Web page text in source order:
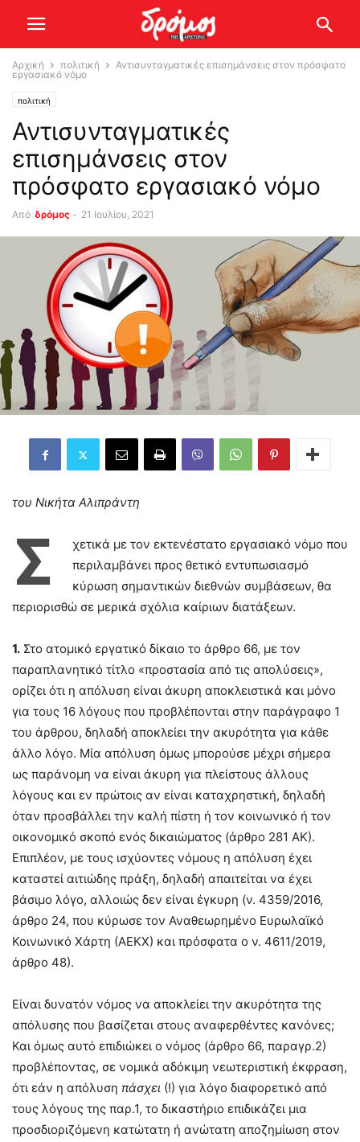
Αρχική πολιτική
Αντισυνταγματικές επισημάνσεις στον πρόσφατο
εργασιακό νόμο
πολιτική
Αντισυνταγματικές
επισημάνσεις στον
πρόσφατο εργασιακό νόμο
Από δρόμος - 21 Ιουλίου, 2021
του Νικήτα Αλιπράντη
Σ
χετικά με τον εκτενέστατο εργασιακό νόμο που
περιλαμβάνει προς θετικό εντυπωσιασμό
κύρωση σημαντικών διεθνών συμβάσεων, θα
περιορισθώ σε μερικά σχόλια καίριων διατάξεων.
1. Στο ατομικό εργατικό δίκαιο το άρθρο 66, με τον
παραπλανητικό τίτλο «προστασία από τις απολύσεις»,
ορίζει ότι η απόλυση είναι άκυρη αποκλειστικά και μόνο
για τους 16 λόγους που προβλέπονται στην παράγραφο 1
του άρθρου, δηλαδή αποκλείει την ακυρότητα για κάθε
άλλο λόγο. Μία απόλυση όμως μπορούσε μέχρι σήμερα
ως παράνομη να είναι άκυρη για πλείστους άλλους
λόγους και εν πρώτοις αν είναι καταχρηστική, δηλαδή
όταν προσβάλλει την καλή πίστη ή τον κοινωνικό ή τον
οικονομικό σκοπό ενός δικαιώματος (άρθρο 281 ΑΚ).
Επιπλέον, με τους ισχύοντες νόμους η απόλυση έχει
καταστεί αιτιώδης πράξη, δηλαδή απαιτείται να έχει
βάσιμο λόγο, αλλοιώς δεν είναι έγκυρη (ν. 4359/2016,
άρθρο 24, που κύρωσε τον Αναθεωρημένο Ευρωλαϊκό
Κοινωνικό Χάρτη (ΑΕΚΧ) και πρόσφατα ο ν. 4611/2019,
άρθρο 48).
Είναι δυνατόν νόμος να αποκλείει την ακυρότητα της
απόλυσης που βασίζεται στους αναφερθέντες κανόνες;
Και όμως αυτό επιδιώκει ο νόμος (άρθρο 66, παραγρ.2)
προβλέποντας, σε νομικά αδόκιμη νεωτεριστική έκφραση,
ότι εάν η απόλυση πάσχει (!) για λόγο διαφορετικό από
τους λόγους της παρ.1, το δικαστήριο επιδικάζει μια
προσδιοριζόμενη κατώτατη ή ανώτατη αποζημίωση στον